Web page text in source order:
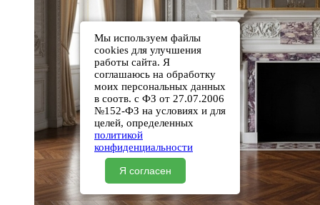
Мы используем файлы
cookies для улучшения
работы сайта. Я
соглашаюсь на обработку
моих персональных данных
в соотв. с ФЗ от 27.07.2006
№152-ФЗ на условиях и для
целей, определенных
политикой
конфиденциальности
Я согласен